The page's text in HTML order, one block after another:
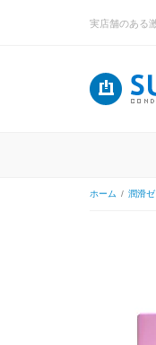
実店舗のある
ホーム / 潤滑